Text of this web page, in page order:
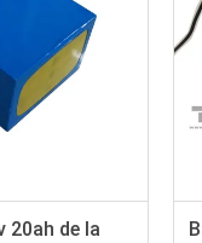
20ah de la